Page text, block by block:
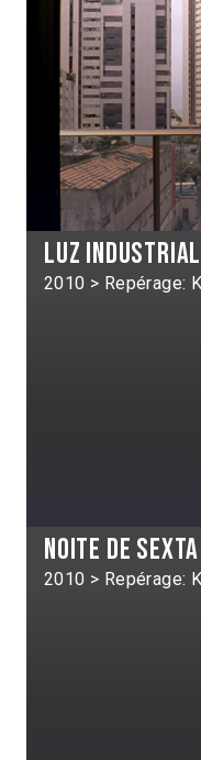
Luz industrial
2010 > Repérage:
Noite de
2010 > Repérage: